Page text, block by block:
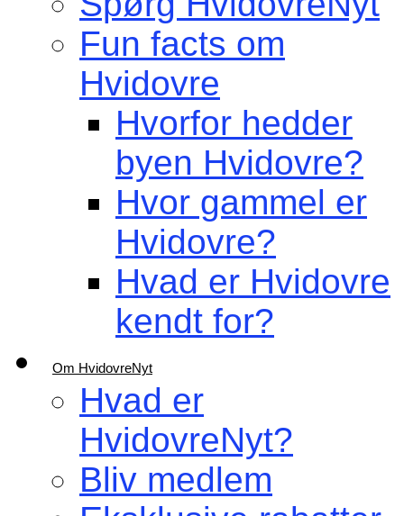
Fun facts om
Hvidovre
Hvorfor hedder
byen Hvidovre?
Hvor gammel er
Hvidovre?
Hvad er Hvidovre
kendt for?
Om HvidovreNyt
Hvad er
HvidovreNyt?
Bliv medlem